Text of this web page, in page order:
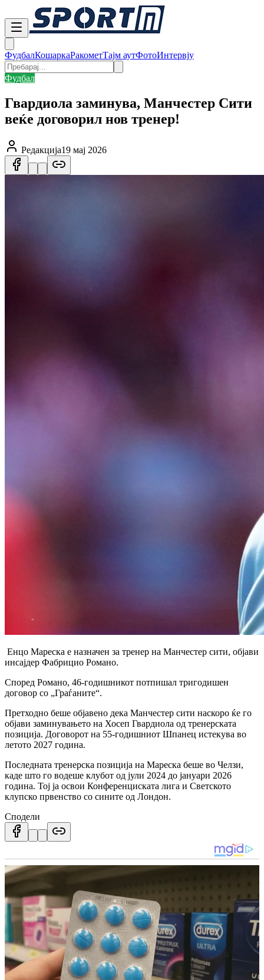
ФудбалКошаркаРакометТајм аутФотоИнтервју
Фудбал
Гвардиола заминува, Манчестер Сити
веќе договорил нов тренер!
Редакција19 мај 2026
Енцо Мареска е назначен за тренер на Манчестер сити, објави
инсајдер Фабрицио Романо.
Според Романо, 46-годишникот потпишал тригодишен
договор со „Граѓаните“.
Претходно беше објавено дека Манчестер сити наскоро ќе го
објави заминувањето на Хосеп Гвардиола од тренерската
позиција. Договорот на 55-годишниот Шпанец истекува во
летото 2027 година.
Последната тренерска позиција на Мареска беше во Челзи,
каде што го водеше клубот од јули 2024 до јануари 2026
година. Тој ја освои Конференциската лига и Светското
клупско првенство со сините од Лондон.
Сподели